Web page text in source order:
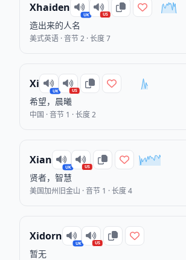
Xhaiden
UK US
造出来的人名
美式英语 · 音节 2 · 长度 7
Xi
UK US
希望，晨曦
中国 · 音节 1 · 长度 2
Xian
UK US
贤者，智慧
美国加州旧金山 · 音节 1 · 长度 4
Xidorn
UK US
暂无